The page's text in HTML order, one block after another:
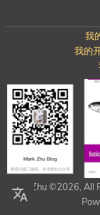
我
我的
Mark Zhu ©2026, All